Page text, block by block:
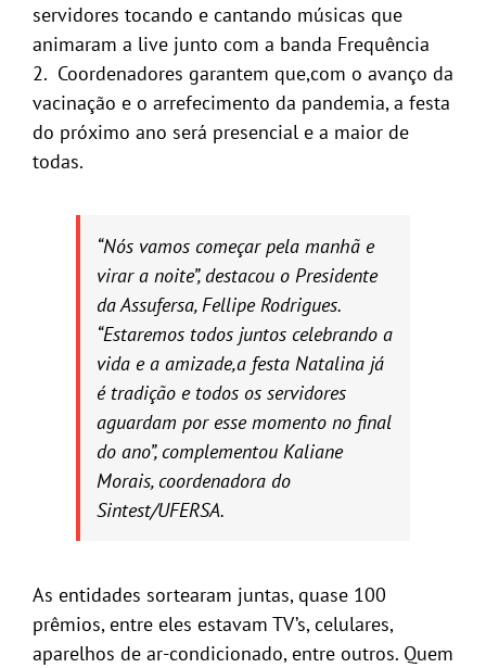
servidores tocando e cantando músicas que
animaram a live junto com a banda Frequência
2. Coordenadores garantem que,com o avanço da
vacinação e o arrefecimento da pandemia, a festa
do próximo ano será presencial e a maior de
todas.
“Nós vamos começar pela manhã e
virar a noite”, destacou o Presidente
da Assufersa, Fellipe Rodrigues.
“Estaremos todos juntos celebrando a
vida e a amizade,a festa Natalina já
é tradição e todos os servidores
aguardam por esse momento no final
do ano”, complementou Kaliane
Morais, coordenadora do
Sintest/UFERSA.
As entidades sortearam juntas, quase 100
prêmios, entre eles estavam TV’s, celulares,
aparelhos de ar-condicionado, entre outros. Quem